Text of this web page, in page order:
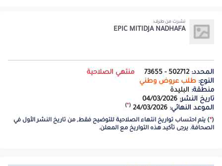
نشرت من طرف:
EPIC MITIDJA NADHAFA
المحدد: 502712 - 73655
منتهي الصلاحية
النوع: طلب عروض وطني
منطقة: البليدة
تاريخ النشر: 04/03/2026
الموعد النهائي: 24/03/2026
(
*
)
(
*
) يتم احتساب تواريخ انتهاء الصلاحية للتوضيح فقط, من تاريخ النشر الأول في
الصحافة. يرجى تأكيد هذه التواريخ مع المعلن.